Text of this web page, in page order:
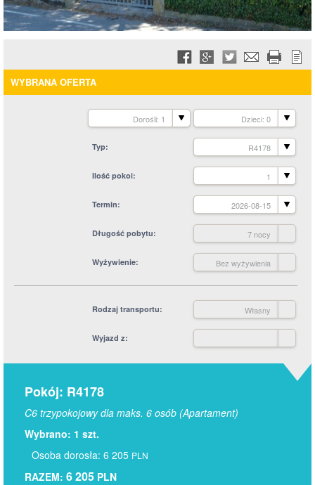
WYBRANA OFERTA
Dorośli: 1 Dzieci: 0
Typ R4178
Ilość pokoi 1
Termin 2026-08-15
Długość pobytu 7 nocy
Wyżywienie Bez wyżywienia
Rodzaj transportu Własny
Wyjazd z
Pokój: R4178
C6 trzypokojowy dla maks. 6 osób (Apartament)
Wybrano: 1 szt.
Osoba dorosła: 6 205 PLN
RAZEM: 6 205 PLN